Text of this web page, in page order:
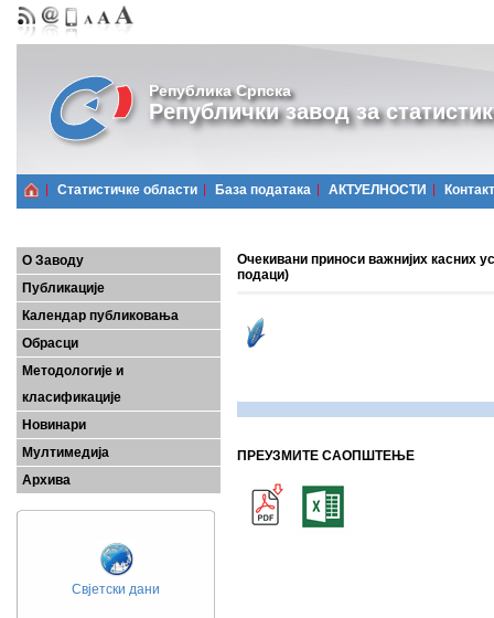
Република Српска
Републички завод за
Статистичке области Базa података АКТУЕЛНОСТИ Контакт
О Заводу
Публикације
Календар публиковања
Обрасци
Методологије и
класификације
Новинари
Мултимедија
Архива
Свјетски дани
Очекивани приноси важнијих касних
подаци)
ПРЕУЗМИТЕ САОПШТЕЊЕ